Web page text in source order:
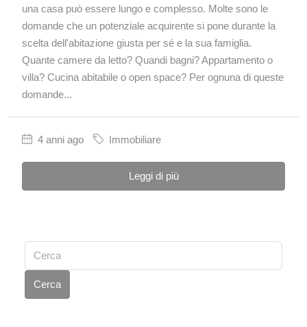
una casa può essere lungo e complesso. Molte sono le
domande che un potenziale acquirente si pone durante la
scelta dell'abitazione giusta per sé e la sua famiglia.
Quante camere da letto? Quandi bagni? Appartamento o
villa? Cucina abitabile o open space? Per ognuna di queste
domande...
4 anni ago Immobiliare
Leggi di più
Cerca